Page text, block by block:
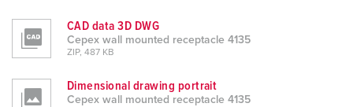
CAD data 3D DWG
Cepex wall mounted receptacle 4135
ZIP, 487 KB
Dimensional drawing portrait
Cepex wall mounted receptacle 4135